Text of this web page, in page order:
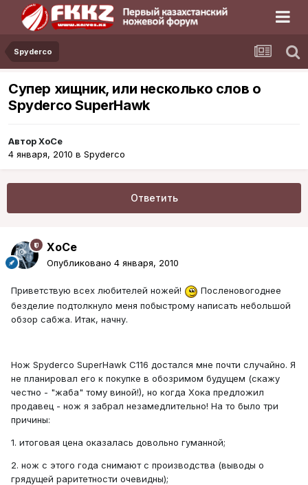
Spyderco
Супер хищник, или несколько слов о
Spyderco SuperHawk
АвторXoCe
4 января, 2010 в Spyderco
Ответить
XoCe
Опубликовано 4 января, 2010
Приветствую всех любителей ножей!
Посленовогоднее
безделие подтолкнуло меня побыстрому написать небольшой
обзор сабжа. Итак, начну.
Нож Spyderco SuperHawk C116 достался мне почти случайно. Я
не планировал его к покупке в обозримом будущем (скажу
честно - "жаба" тому виной!), но когда Хока предложил
продавец - нож я забрал незамедлительно! На то было три
причины:
1. итоговая цена оказалась довольно гуманной;
2. нож с этого года снимают с производства (выводы о
грядущей раритетности очевидны);